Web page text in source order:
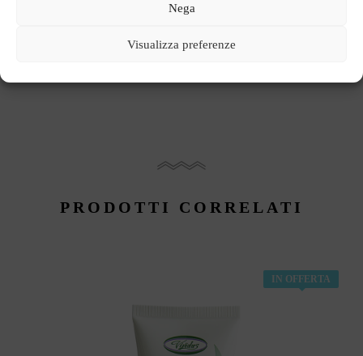
Nega
Visualizza preferenze
PRODOTTI CORRELATI
IN OFFERTA